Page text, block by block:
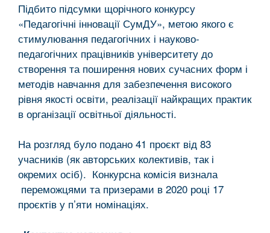
Підбито підсумки щорічного конкурсу
«Педагогічні інновації СумДУ», метою якого є
стимулювання педагогічних і науково-
педагогічних працівників університету до
створення та поширення нових сучасних форм і
методів навчання для забезпечення високого
рівня якості освіти, реалізації найкращих практик
в організації освітньої діяльності.
На розгляд було подано 41 проєкт від 83
учасників (як авторських колективів, так і
окремих осіб). Конкурсна комісія визнала
переможцями та призерами в 2020 році 17
проєктів у п’яти номінаціях.